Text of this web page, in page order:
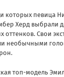
которых певица
Херд выбрали
Свои
необычными
топ-модель